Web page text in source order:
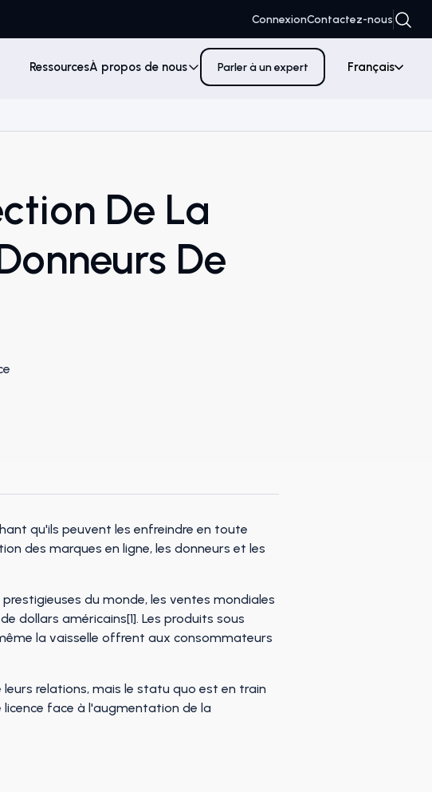
ConnexionContactez-nous
RessourcesÀ propos de nous Parler à un expert Français
De La
De
qu'ils peuvent les enfreindre en toute
des marques en ligne, les donneurs et les
du monde, les ventes mondiales
dollars américains[1]. Les produits sous
la vaisselle offrent aux consommateurs
relations, mais le statu quo est en train
face à l'augmentation de la